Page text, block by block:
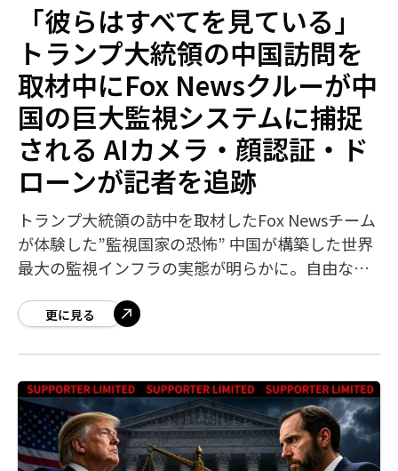
「彼らはすべてを見ている」
トランプ大統領の中国訪問を
取材中にFox Newsクルーが中
国の巨大監視システムに捕捉
される AIカメラ・顔認証・ド
ローンが記者を追跡
トランプ大統領の訪中を取材したFox Newsチーム
が体験した”監視国家の恐怖” 中国が構築した世界
最大の監視インフラの実態が明らかに。自由な報
更に見る